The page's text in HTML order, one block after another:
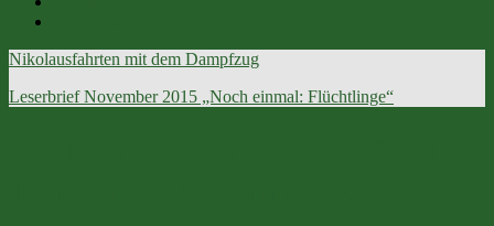
Nikolausfahrten mit dem Dampfzug
Leserbrief November 2015 „Noch einmal: Flüchtlinge“